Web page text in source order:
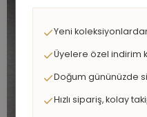
Yeni
Üyelere özel indirim
Doğum gününüzde
Hızlı sipariş, kolay